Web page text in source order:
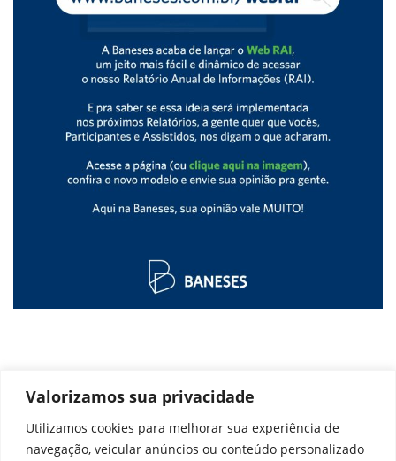
Valorizamos sua privacidade
Utilizamos cookies para melhorar sua experiência de
navegação, veicular anúncios ou conteúdo personalizado